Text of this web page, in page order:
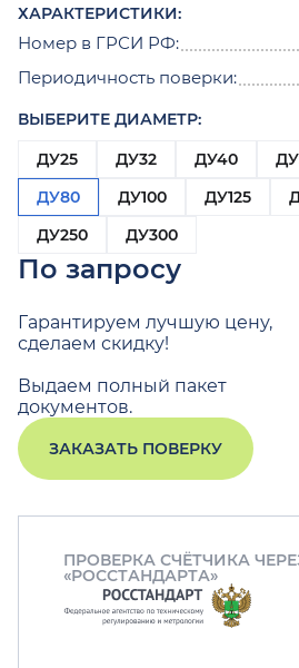
ХАРАКТЕРИСТИКИ:
Номер в ГРСИ РФ:
Периодичность поверки:
ВЫБЕРИТЕ ДИАМЕТР:
ДУ25
ДУ32 ДУ40
ДУ80
ДУ100 ДУ125
ДУ250
ДУ300
По запросу
Гарантируем лучшую цену,
сделаем скидку!
Выдаем полный пакет
документов.
ЗАКАЗАТЬ ПОВЕРКУ
ПРОВЕРКА СЧЁТЧИКА
«РОССТАНДАРТА»